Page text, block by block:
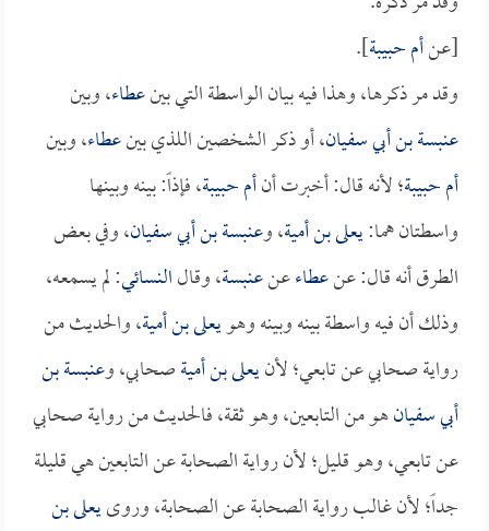
[عنأم حبيبة].
وقد مر ذكرها، وهذا فيه بيان الواسطة التي بينعطاء، وبين
عنبسة بن أبي سفيان، أو ذكر الشخصين اللذي بينعطاء، وبين
أم حبيبة؛ لأنه قال: أخبرت أنأم حبيبة، فإذاً: بينه وبينها
واسطتان هما:يعلى بن أمية، وعنبسة بن أبي سفيان، وفي بعض
الطرق أنه قال: عنعطاءعنعنبسة، وقالالنسائي: لم يسمعه،
وذلك أن فيه واسطة بينه وبينه وهويعلى بن أمية، والحديث من
رواية صحابي عن تابعي؛ لأنيعلى بن أميةصحابي، وعنبسة بن
أبي سفيانهو من التابعين، وهو ثقة، فالحديث من رواية صحابي
عن تابعي، وهو قليل؛ لأن رواية الصحابة عن التابعين هي قليلة
جداً؛ لأن غالب رواية الصحابة عن الصحابة، وروىيعلى بن